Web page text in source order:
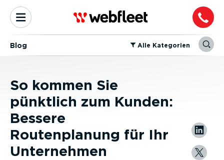
Blog ⁠Alle Kategorien
So kommen Sie
pünktlich zum Kunden:
Bessere
Routenplanung für Ihr
Unternehmen